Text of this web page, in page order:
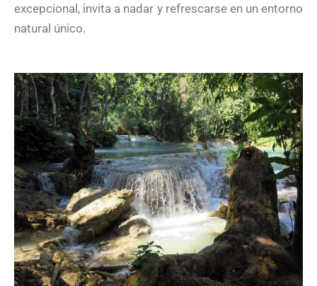
excepcional, invita a nadar y refrescarse en un entorno
natural único.